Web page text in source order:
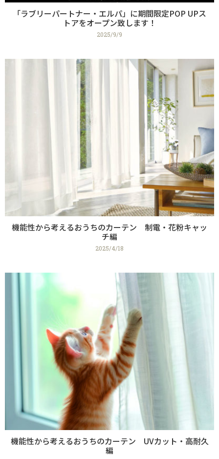
「ラブリーパートナー・エルパ」に期間限定POP UPス
トアをオープン致します！
2025/9/9
機能性から考えるおうちのカーテン 制電・花粉キャッ
チ編
2025/4/18
機能性から考えるおうちのカーテン UVカット・高耐久
編